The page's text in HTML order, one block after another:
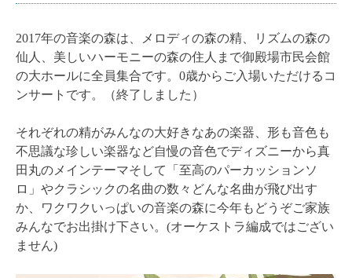
2017年の音楽の森は、メロディの森の精、リズムの森の
仙人、美しいハーモニーの森の住人まで御殿場市民会館
の大ホールに全員集合です。0歳からご入場いただけるコ
ンサートです。（終了しました）
それぞれの精がみんなの大好きなあの楽器、形も音色も
不思議な珍しい楽器など自慢の音色でディズニーから真
田丸のメインテーマそして「至高のパーカッションソ
ロ」やクラシックの名曲の数々どんな名曲が飛び出す
か、ワクワクいっぱいの音楽の森に今年もどうぞご家族
みんなでお出掛け下さい。(オーケストラ編成ではござい
ません)